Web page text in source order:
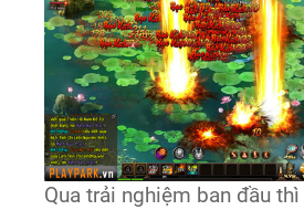
Qua trải nghiệm ban đầu